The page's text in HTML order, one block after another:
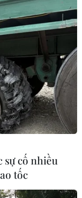
phạm có tổ
cố nhiều
tốc